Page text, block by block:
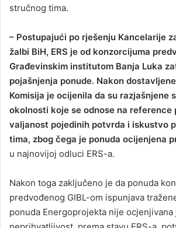
stručnog tima.
– Postupajući po rješenju Kancelarije
žalbi BiH, ERS je od konzorcijuma
Građevinskim institutom Banja Luka
pojašnjenja ponude. Nakon
Komisija je ocijenila da su razjašnjene
okolnosti koje se odnose na reference
valjanost pojedinih potvrda i iskustvo
tima, zbog čega je ponuda ocijenjena
u najnovijoj odluci ERS-a.
Nakon toga zaključeno je da ponuda
predvođenog GIBL-om ispunjava
ponuda Energoprojekta nije